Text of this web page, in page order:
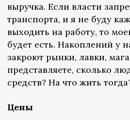
выручка. Если власти
транспорта, и я не буду
выходить на работу, то
будет есть. Накоплений у
закроют рынки, лавки,
представляете, сколько
средств? На что жить
Цены